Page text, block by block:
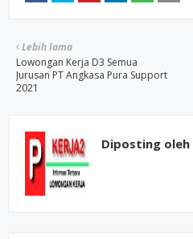
Lebih lama
Lowongan Kerja D3 Semua
Jurusan PT Angkasa Pura Support
2021
Diposting oleh